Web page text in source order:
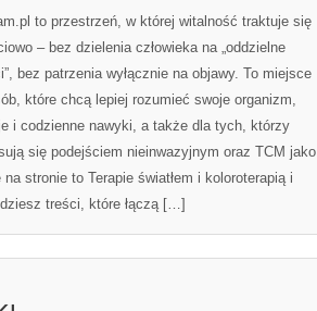
DŁUGOWIECZNOŚĆ
to przestrzeń, w której witalność traktuje się
– bez dzielenia człowieka na „oddzielne
bez patrzenia wyłącznie na objawy. To miejsce
które chcą lepiej rozumieć swoje organizm,
i codzienne nawyki, a także dla tych, którzy
się podejściem nieinwazyjnym oraz TCM jako
stronie to Terapie światłem i koloroterapią i
treści, które łączą […]